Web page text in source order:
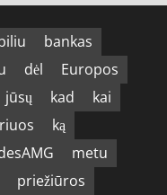
bankas
dėl
Europos
jūsų kad
kai
ką
metu
priežiūros